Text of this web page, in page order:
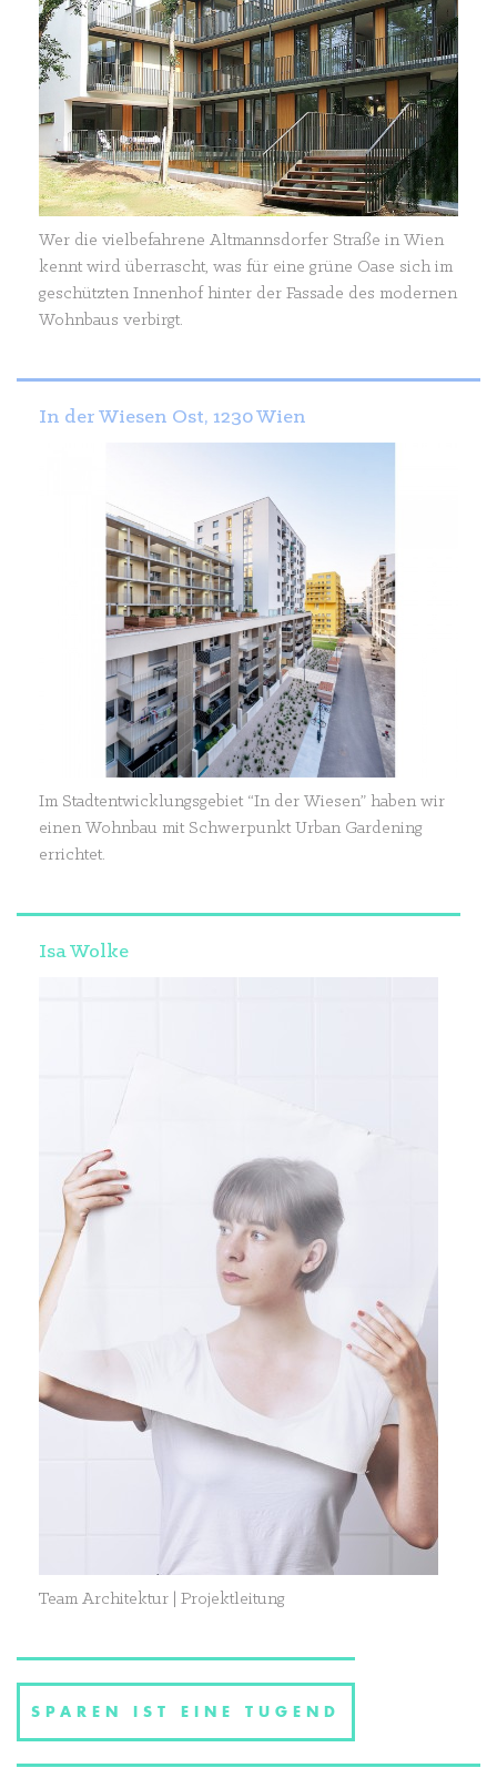
Wer die vielbefahrene Altmannsdorfer Straße in Wien
kennt wird überrascht, was für eine grüne Oase sich im
geschützten Innenhof hinter der Fassade des modernen
Wohnbaus verbirgt.
In der Wiesen Ost, 1230 Wien
Im Stadtentwicklungsgebiet “In der Wiesen” haben wir
einen Wohnbau mit Schwerpunkt Urban Gardening
errichtet.
Isa Wolke
Team Architektur | Projektleitung
SPAREN IST EINE TUGEND